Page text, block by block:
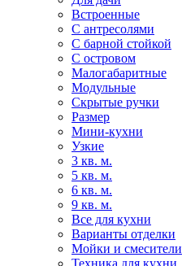
Встроенные
С антресолями
С барной стойкой
С островом
Малогабаритные
Модульные
Скрытые ручки
Размер
Мини-кухни
Узкие
3 кв. м.
5 кв. м.
6 кв. м.
9 кв. м.
Все для кухни
Варианты отделки
Мойки и смесители
Техника для кухни